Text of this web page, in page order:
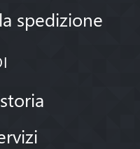
spedizione